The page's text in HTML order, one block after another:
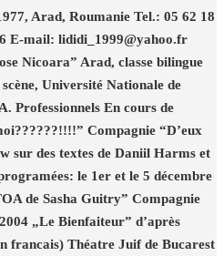
Arad, Roumanie Tel.: 05 62 18
E-mail: lididi_1999@yahoo.fr
Nicoara” Arad, classe bilingue
Université Nationale de
Professionnels En cours de
Compagnie “D’eux
sur des textes de Daniil Harms et
le 1er et le 5 décembre
de Sasha Guitry” Compagnie
„Le Bienfaiteur” d’après
francais) Théatre Juif de Bucarest